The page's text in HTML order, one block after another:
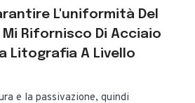
L'uniformità Del
Rifornisco Di Acciaio
Litografia A Livello
e la passivazione, quindi